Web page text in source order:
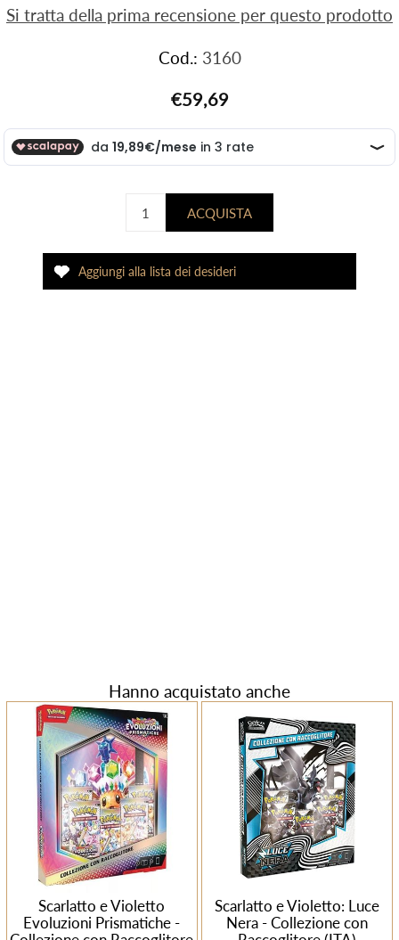
Si tratta della prima recensione per questo prodotto
Cod.: 3160
€59,69
Hanno acquistato anche
Scarlatto e Violetto
Evoluzioni Prismatiche -
Scarlatto e Violetto: Luce
Nera - Collezione con